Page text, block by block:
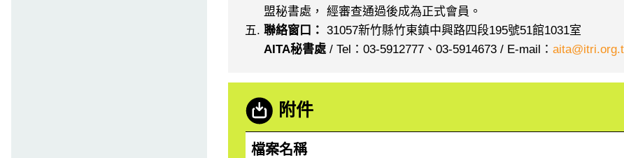
盟秘書處， 經審查通過後成為正式會員。
聯絡窗口： 31057新竹縣竹東鎮中興路四段195號51館1031室
AITA秘書處/ Tel：03-5912777、03-5914673 / E-mail：
附件
檔案名稱